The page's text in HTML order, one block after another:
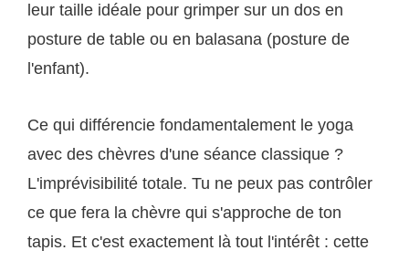
leur taille idéale pour grimper sur un dos en
posture de table ou en balasana (posture de
l'enfant).
Ce qui différencie fondamentalement le yoga
avec des chèvres d'une séance classique ?
L'imprévisibilité totale. Tu ne peux pas contrôler
ce que fera la chèvre qui s'approche de ton
tapis. Et c'est exactement là tout l'intérêt : cette